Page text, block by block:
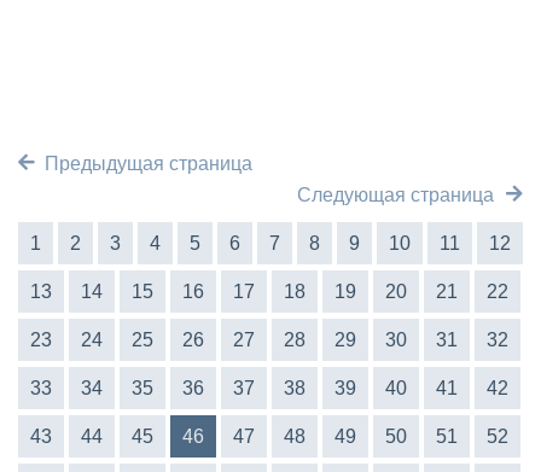
Предыдущая страница
Следующая страница
1 2 3 4 5 6 7 8 9 10 11 12
13 14 15 16 17 18 19 20 21 22
23 24 25 26 27 28 29 30 31 32
33 34 35 36 37 38 39 40 41 42
43 44 45 46 47 48 49 50 51 52